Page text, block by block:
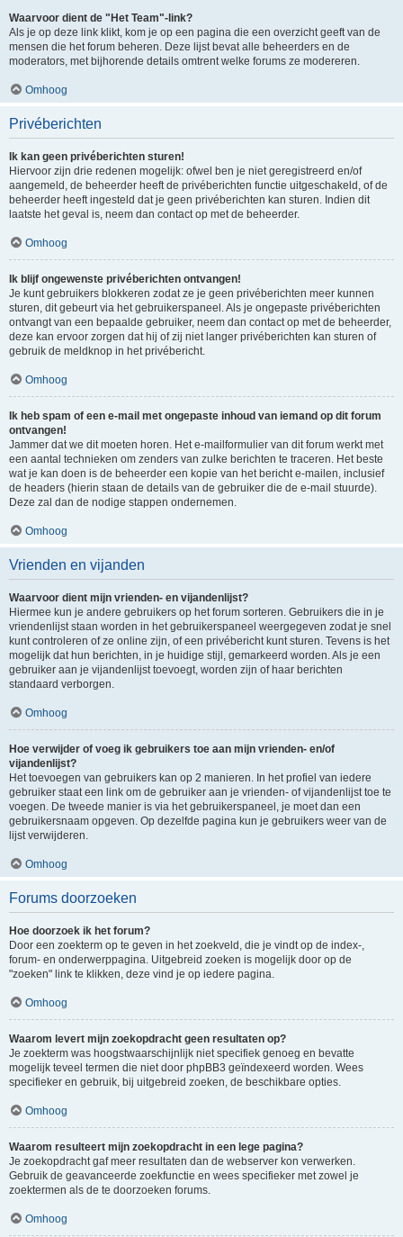
Waarvoor dient de "Het Team"-link?
Als je op deze link klikt, kom je op een pagina die een overzicht geeft van de
mensen die het forum beheren. Deze lijst bevat alle beheerders en de
moderators, met bijhorende details omtrent welke forums ze modereren.
Omhoog
Privéberichten
Ik kan geen privéberichten sturen!
Hiervoor zijn drie redenen mogelijk: ofwel ben je niet geregistreerd en/of
aangemeld, de beheerder heeft de privéberichten functie uitgeschakeld, of de
beheerder heeft ingesteld dat je geen privéberichten kan sturen. Indien dit
laatste het geval is, neem dan contact op met de beheerder.
Omhoog
Ik blijf ongewenste privéberichten ontvangen!
Je kunt gebruikers blokkeren zodat ze je geen privéberichten meer kunnen
sturen, dit gebeurt via het gebruikerspaneel. Als je ongepaste privéberichten
ontvangt van een bepaalde gebruiker, neem dan contact op met de beheerder,
deze kan ervoor zorgen dat hij of zij niet langer privéberichten kan sturen of
gebruik de meldknop in het privébericht.
Omhoog
Ik heb spam of een e-mail met ongepaste inhoud van iemand op dit forum
ontvangen!
Jammer dat we dit moeten horen. Het e-mailformulier van dit forum werkt met
een aantal technieken om zenders van zulke berichten te traceren. Het beste
wat je kan doen is de beheerder een kopie van het bericht e-mailen, inclusief
de headers (hierin staan de details van de gebruiker die de e-mail stuurde).
Deze zal dan de nodige stappen ondernemen.
Omhoog
Vrienden en vijanden
Waarvoor dient mijn vrienden- en vijandenlijst?
Hiermee kun je andere gebruikers op het forum sorteren. Gebruikers die in je
vriendenlijst staan worden in het gebruikerspaneel weergegeven zodat je snel
kunt controleren of ze online zijn, of een privébericht kunt sturen. Tevens is het
mogelijk dat hun berichten, in je huidige stijl, gemarkeerd worden. Als je een
gebruiker aan je vijandenlijst toevoegt, worden zijn of haar berichten
standaard verborgen.
Omhoog
Hoe verwijder of voeg ik gebruikers toe aan mijn vrienden- en/of
vijandenlijst?
Het toevoegen van gebruikers kan op 2 manieren. In het profiel van iedere
gebruiker staat een link om de gebruiker aan je vrienden- of vijandenlijst toe te
voegen. De tweede manier is via het gebruikerspaneel, je moet dan een
gebruikersnaam opgeven. Op dezelfde pagina kun je gebruikers weer van de
lijst verwijderen.
Omhoog
Forums doorzoeken
Hoe doorzoek ik het forum?
Door een zoekterm op te geven in het zoekveld, die je vindt op de index-,
forum- en onderwerppagina. Uitgebreid zoeken is mogelijk door op de
"zoeken" link te klikken, deze vind je op iedere pagina.
Omhoog
Waarom levert mijn zoekopdracht geen resultaten op?
Je zoekterm was hoogstwaarschijnlijk niet specifiek genoeg en bevatte
mogelijk teveel termen die niet door phpBB3 geïndexeerd worden. Wees
specifieker en gebruik, bij uitgebreid zoeken, de beschikbare opties.
Omhoog
Waarom resulteert mijn zoekopdracht in een lege pagina?
Je zoekopdracht gaf meer resultaten dan de webserver kon verwerken.
Gebruik de geavanceerde zoekfunctie en wees specifieker met zowel je
zoektermen als de te doorzoeken forums.
Omhoog